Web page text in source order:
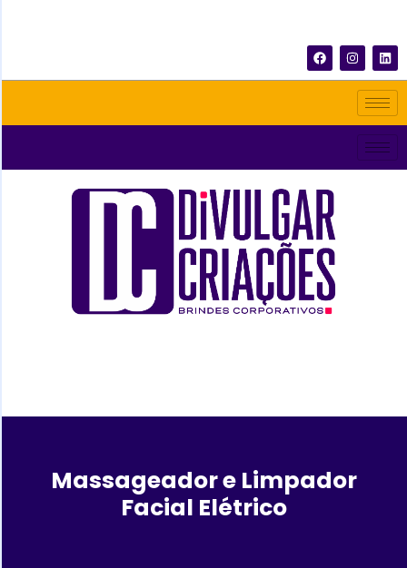
Massageador e Limpador
Facial Elétrico